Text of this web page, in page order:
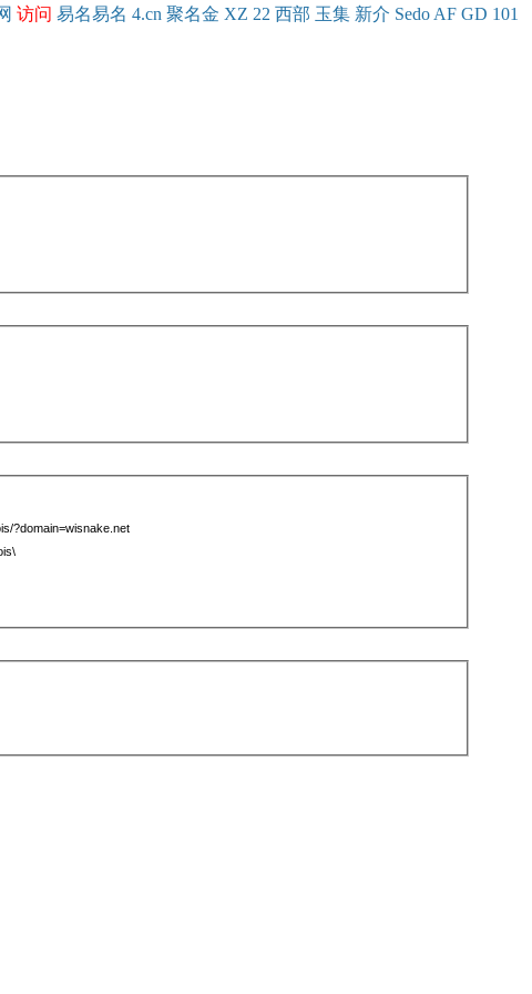
访问 易名易名 4.cn 聚名金 XZ 22 西部 玉集 新介 Sedo AF GD 101